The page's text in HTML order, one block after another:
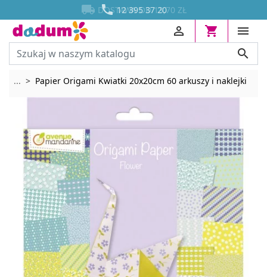
 12 395 37 20
 DOSTAWA OD 13,70 ZŁ






... Rozwiń breadcrumbs
Papier Origami Kwiatki 20x20cm 60 arkuszy i naklejki